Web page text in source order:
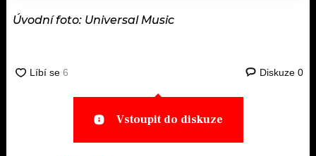
Úvodní foto: Universal Music
Diskuze 0
Vstoupit do diskuze